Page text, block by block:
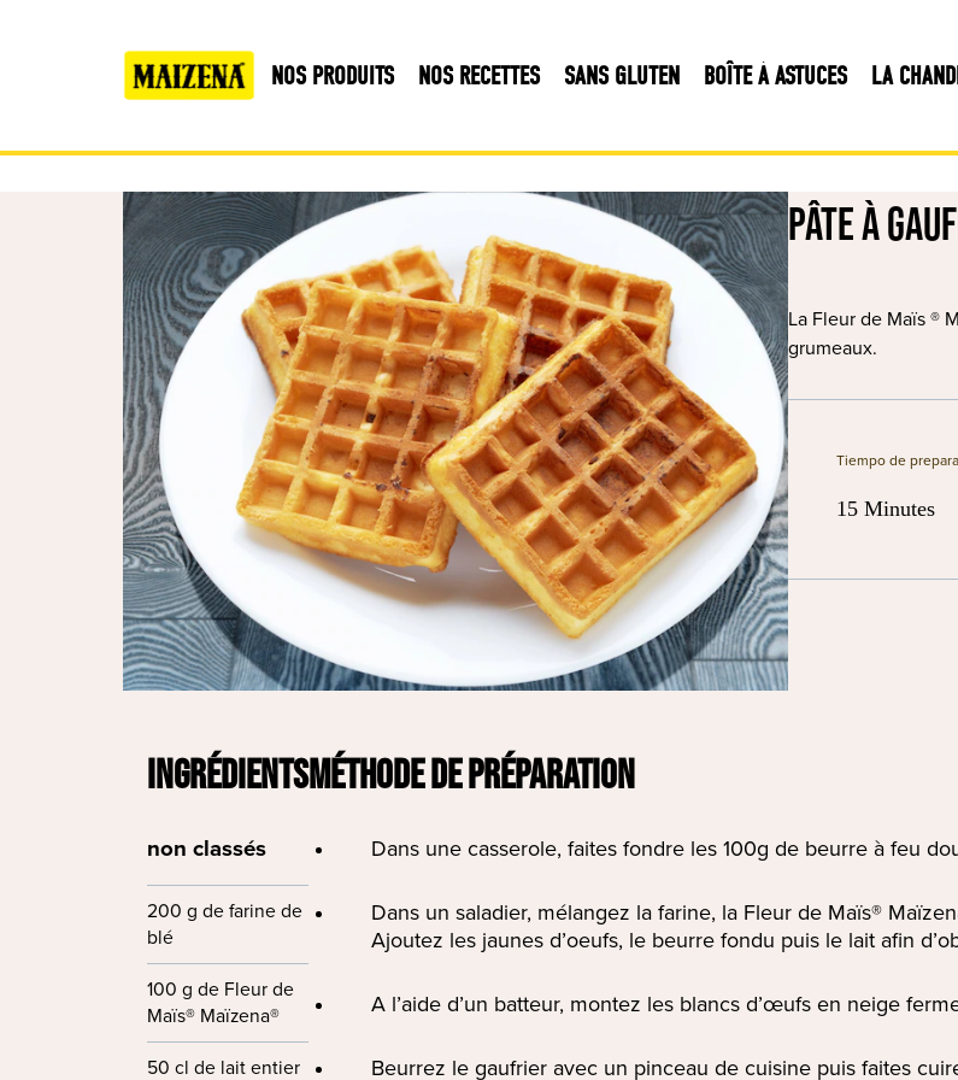
NOS PRODUITS NOS RECETTES SANS GLUTEN BOÎTE À ASTUCES LA
Pâte à
La Fleur de Maïs ®
grumeaux.
Tiempo de
15 Minutes
INGRÉDIENTS
non classés
200 g de farine de
blé
100 g de Fleur de
Maïs® Maïzena®
50 cl de lait entier
MÉTHODE DE PRÉPARATION
Dans une casserole, faites fondre les 100g de beurre à feu
Dans un saladier, mélangez la farine, la Fleur de Maïs®
Ajoutez les jaunes d’oeufs, le beurre fondu puis le lait afin
A l’aide d’un batteur, montez les blancs d’œufs en neige
Beurrez le gaufrier avec un pinceau de cuisine puis faites